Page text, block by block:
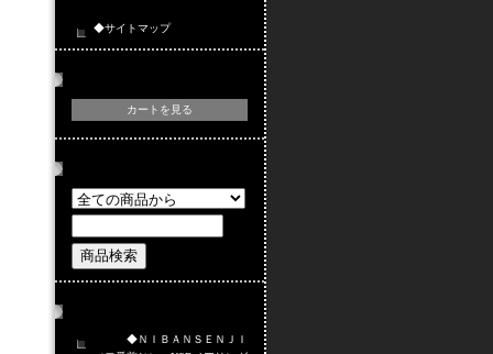
◆サイトマップ
カートを見る
◆ＮＩＢＡＮＳＥＮＪＩ